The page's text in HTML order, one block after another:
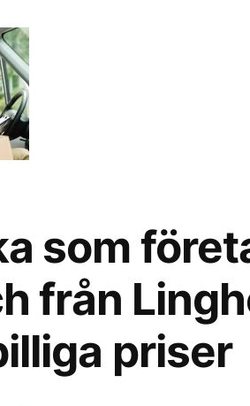
som
från
priser